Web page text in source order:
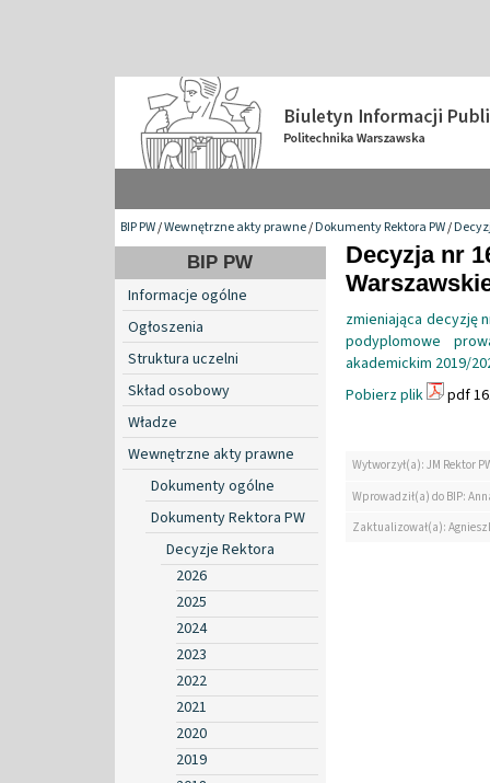
BIP PW/Wewnętrzne akty prawne/Dokumenty Rektora PW/
BIP PW
Informacje ogólne
Ogłoszenia
Struktura uczelni
Skład osobowy
Władze
Wewnętrzne akty prawne
Dokumenty ogólne
Dokumenty Rektora PW
Decyzje Rektora
2026
2025
2024
2023
2022
2021
2020
2019
Decyzja nr
zmieniająca decyzję
podyplomowe
akademickim 2019/
Pobierz plik
pdf
Wytworzył(a): JM Rektor
Wprowadził(a) do BIP:
Zaktualizował(a):